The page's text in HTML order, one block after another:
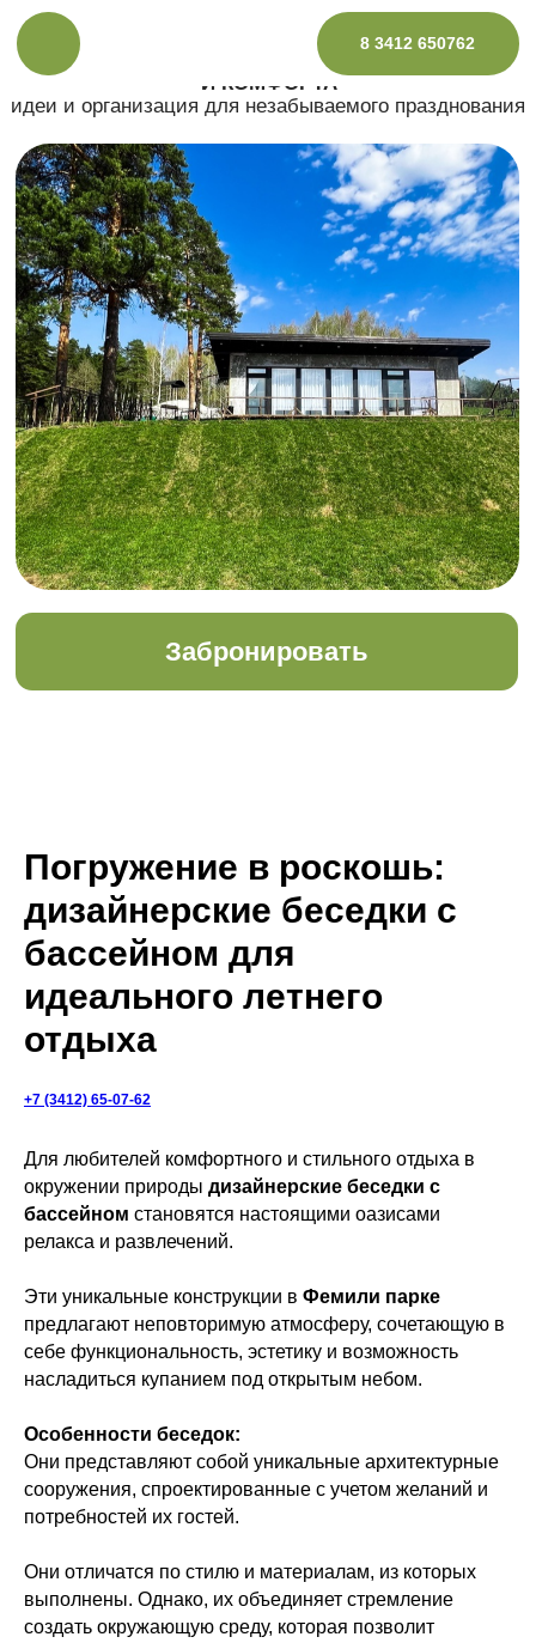
8 3412 650762
РОСКОШНЫЕ ДИЗАЙНЕРСКИЕ БЕСЕДКИ С
БАССЕЙНОМ: ИДЕАЛЬНОЕ СОЧЕТАНИЕ СТИЛЯ
Забронировать
идеи и организация для незабываемого празднования
Погружение в роскошь:
дизайнерские беседки с
бассейном для
идеального летнего
отдыха
+7 (3412) 65-07-62
Для любителей комфортного и стильного отдыха в
окружении природы дизайнерские беседки с
бассейном становятся настоящими оазисами
релакса и развлечений.
Эти уникальные конструкции в Фемили парке
предлагают неповторимую атмосферу, сочетающую в
себе функциональность, эстетику и возможность
насладиться купанием под открытым небом.
Особенности беседок:
Они представляют собой уникальные архитектурные
сооружения, спроектированные с учетом желаний и
потребностей их гостей.
Они отличатся по стилю и материалам, из которых
выполнены. Однако, их объединяет стремление
создать окружающую среду, которая позволит